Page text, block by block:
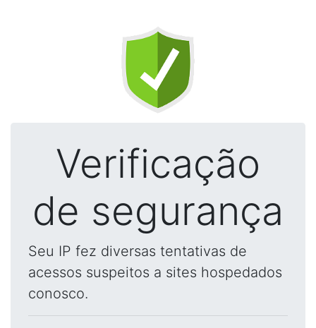
Verificação
de segurança
Seu IP fez diversas tentativas de
acessos suspeitos a sites hospedados
conosco.